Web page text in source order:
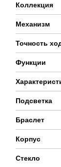
Коллекция
Механизм
Точность
Функции
Подсветка
Браслет
Корпус
Стекло